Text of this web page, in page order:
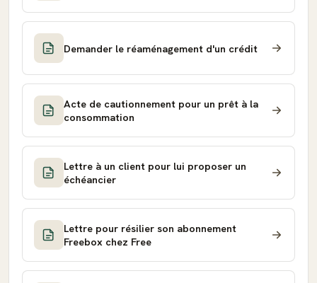
Demander le réaménagement d'un crédit
Acte de cautionnement pour un prêt à la
consommation
Lettre à un client pour lui proposer un
échéancier
Lettre pour résilier son abonnement
Freebox chez Free